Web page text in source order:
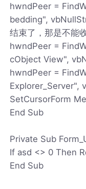
hwndPeer =
bedding",
结束了，那是不能
hwndPeer =
cObject View",
hwndPeer =
Explorer_Server",
SetCursorForm
End Sub
Private Sub
If asd <> 0 Then
End Sub